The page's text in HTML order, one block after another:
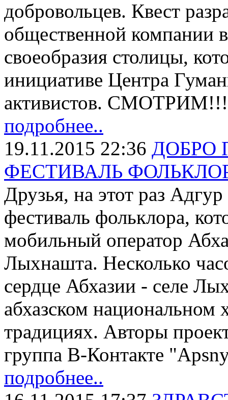
добровольцев. Квест
общественной компании
своеобразия столицы,
инициативе Центра
активистов. СМОТРИМ!!!
подробнее..
19.11.2015 22:36 ДОБРО
ФЕСТИВАЛЬ
Друзья, на этот раз
фестиваль фольклора,
мобильный оператор
Лыхнашта. Несколько
сердце Абхазии - селе
абхазском национальном
традициях. Авторы
группа В-Контакте
подробнее..